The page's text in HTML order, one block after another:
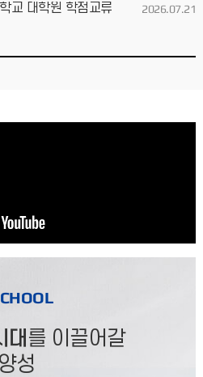
교 대학원 학점교류 안내 2026.07.21
대 를 이끌어갈
성